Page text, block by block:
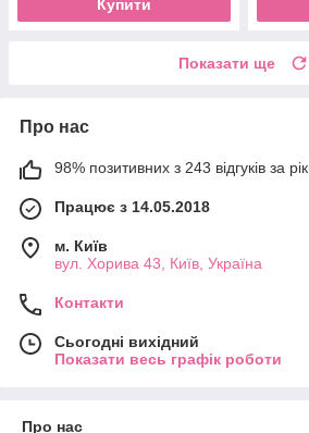
Купити
Показати ще
Про нас
98% позитивних з 243 відгуків за рік
Працює з 14.05.2018
м. Київ
вул. Хорива 43, Київ, Україна
Контакти
Сьогодні вихідний
Показати весь графік роботи
Про нас